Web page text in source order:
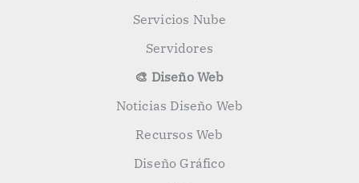
Servicios Nube
Servidores
🎨 Diseño Web
Noticias Diseño Web
Recursos Web
Diseño Gráfico